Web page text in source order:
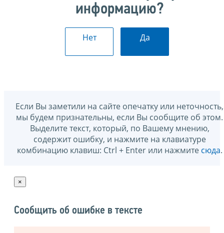
информацию?
Нет Да
Если Вы заметили на сайте опечатку или неточность,
мы будем признательны, если Вы сообщите об этом.
Выделите текст, который, по Вашему мнению,
содержит ошибку, и нажмите на клавиатуре
комбинацию клавиш: Ctrl + Enter или нажмите сюда.
×
Сообщить об ошибке в тексте